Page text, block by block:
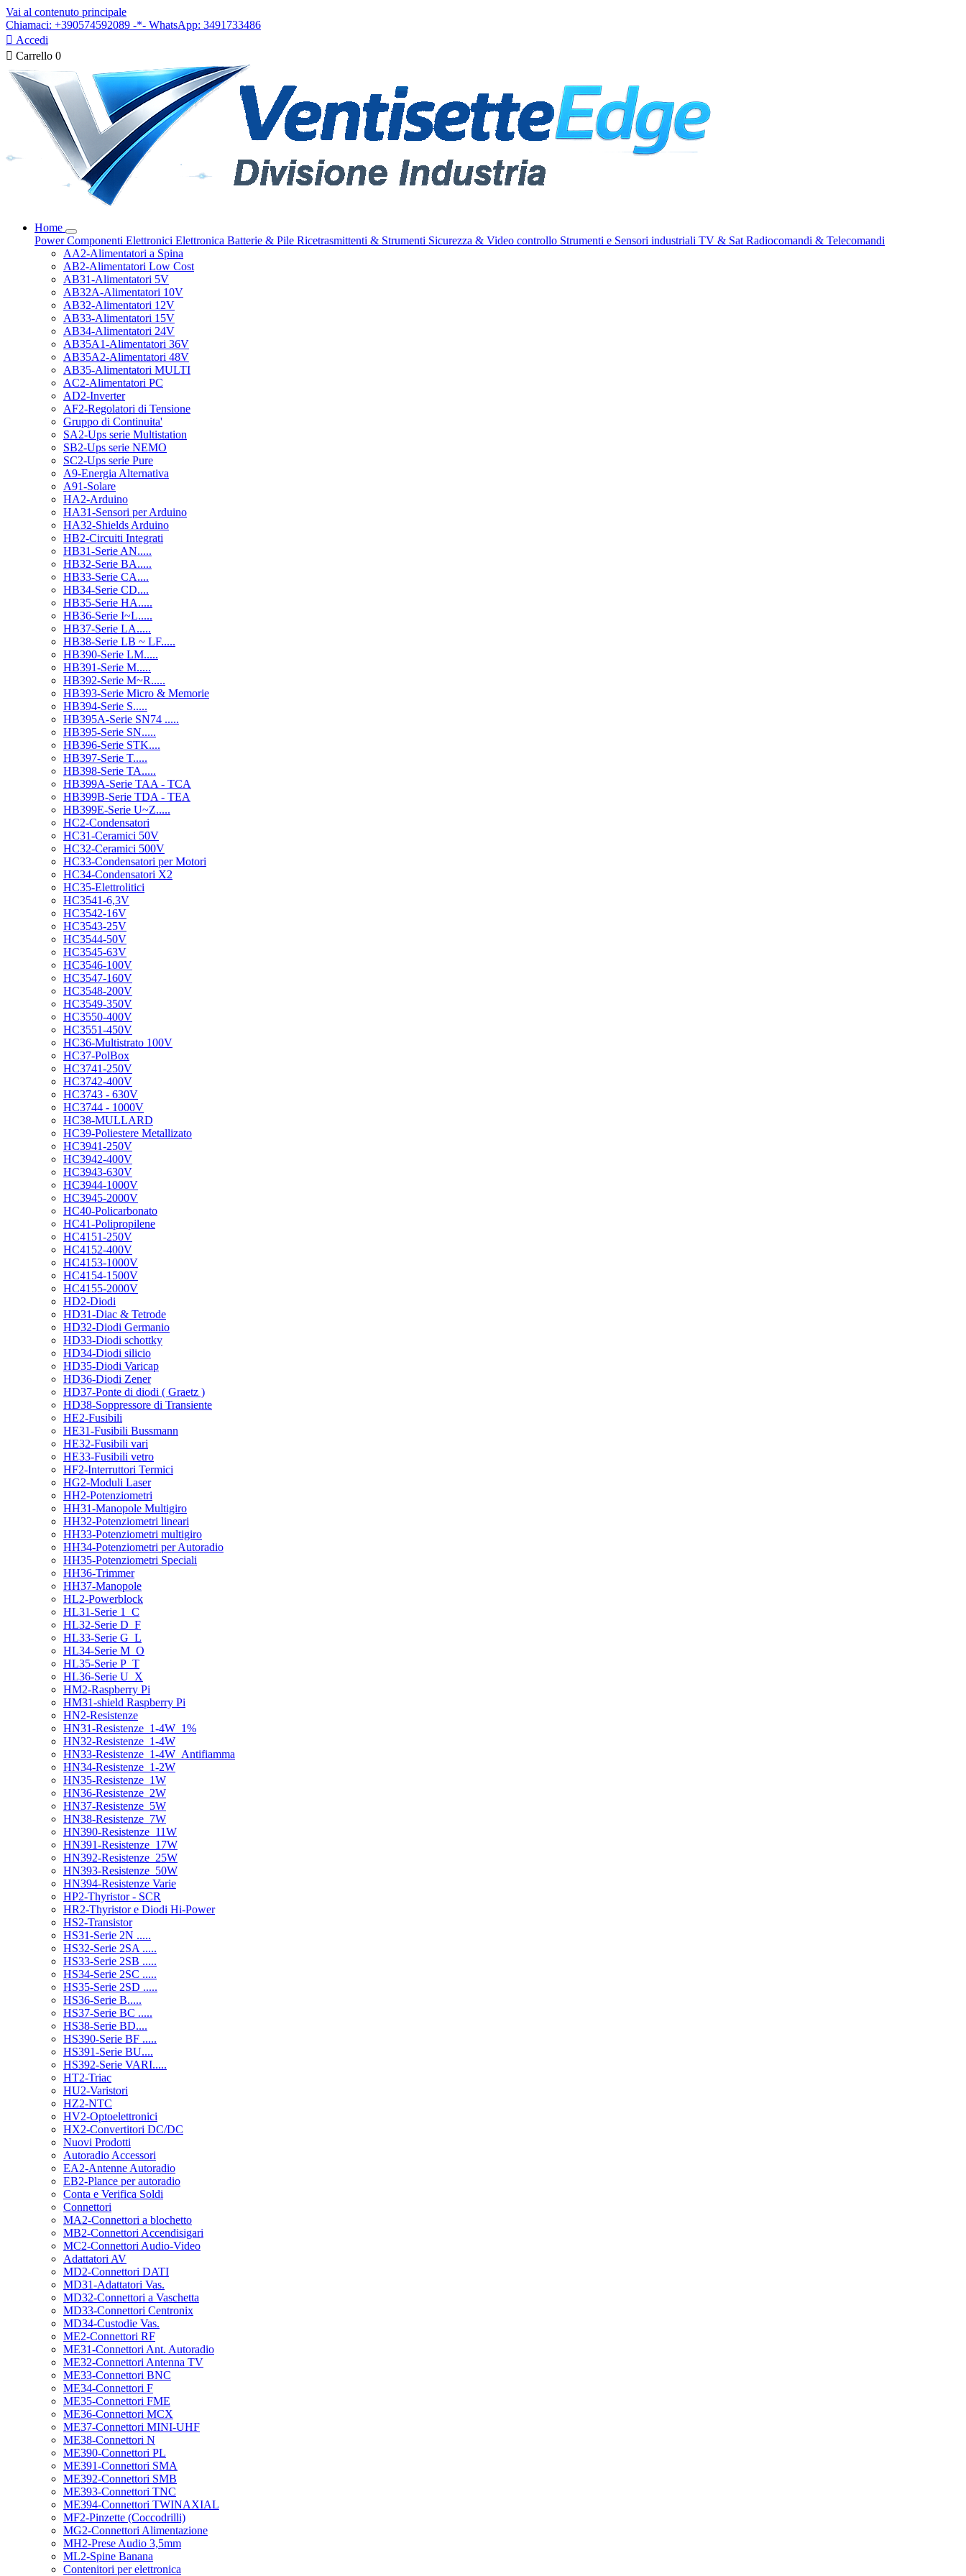
Vai al contenuto principale
Chiamaci: +390574592089 -*- WhatsApp: 3491733486
 Accedi
 Carrello 0
Home
PowerComponenti Elettronici Elettronica Batterie & Pile Ricetrasmittenti & Strumenti Sicurezza & Video controllo Strumenti e Sensori industriali TV & Sat Radiocomandi & Telecomandi
AA2-Alimentatori a Spina
AB2-Alimentatori Low Cost
AB31-Alimentatori 5V
AB32A-Alimentatori 10V
AB32-Alimentatori 12V
AB33-Alimentatori 15V
AB34-Alimentatori 24V
AB35A1-Alimentatori 36V
AB35A2-Alimentatori 48V
AB35-Alimentatori MULTI
AC2-Alimentatori PC
AD2-Inverter
AF2-Regolatori di Tensione
Gruppo di Continuita'
SA2-Ups serie Multistation
SB2-Ups serie NEMO
SC2-Ups serie Pure
A9-Energia Alternativa
A91-Solare
HA2-Arduino
HA31-Sensori per Arduino
HA32-Shields Arduino
HB2-Circuiti Integrati
HB31-Serie AN.....
HB32-Serie BA.....
HB33-Serie CA....
HB34-Serie CD....
HB35-Serie HA.....
HB36-Serie I~L.....
HB37-Serie LA.....
HB38-Serie LB ~ LF.....
HB390-Serie LM.....
HB391-Serie M.....
HB392-Serie M~R.....
HB393-Serie Micro & Memorie
HB394-Serie S.....
HB395A-Serie SN74 .....
HB395-Serie SN.....
HB396-Serie STK....
HB397-Serie T.....
HB398-Serie TA.....
HB399A-Serie TAA - TCA
HB399B-Serie TDA - TEA
HB399E-Serie U~Z.....
HC2-Condensatori
HC31-Ceramici 50V
HC32-Ceramici 500V
HC33-Condensatori per Motori
HC34-Condensatori X2
HC35-Elettrolitici
HC3541-6,3V
HC3542-16V
HC3543-25V
HC3544-50V
HC3545-63V
HC3546-100V
HC3547-160V
HC3548-200V
HC3549-350V
HC3550-400V
HC3551-450V
HC36-Multistrato 100V
HC37-PolBox
HC3741-250V
HC3742-400V
HC3743 - 630V
HC3744 - 1000V
HC38-MULLARD
HC39-Poliestere Metallizato
HC3941-250V
HC3942-400V
HC3943-630V
HC3944-1000V
HC3945-2000V
HC40-Policarbonato
HC41-Polipropilene
HC4151-250V
HC4152-400V
HC4153-1000V
HC4154-1500V
HC4155-2000V
HD2-Diodi
HD31-Diac & Tetrode
HD32-Diodi Germanio
HD33-Diodi schottky
HD34-Diodi silicio
HD35-Diodi Varicap
HD36-Diodi Zener
HD37-Ponte di diodi ( Graetz )
HD38-Soppressore di Transiente
HE2-Fusibili
HE31-Fusibili Bussmann
HE32-Fusibili vari
HE33-Fusibili vetro
HF2-Interruttori Termici
HG2-Moduli Laser
HH2-Potenziometri
HH31-Manopole Multigiro
HH32-Potenziometri lineari
HH33-Potenziometri multigiro
HH34-Potenziometri per Autoradio
HH35-Potenziometri Speciali
HH36-Trimmer
HH37-Manopole
HL2-Powerblock
HL31-Serie 1_C
HL32-Serie D_F
HL33-Serie G_L
HL34-Serie M_O
HL35-Serie P_T
HL36-Serie U_X
HM2-Raspberry Pi
HM31-shield Raspberry Pi
HN2-Resistenze
HN31-Resistenze_1-4W_1%
HN32-Resistenze_1-4W
HN33-Resistenze_1-4W_Antifiamma
HN34-Resistenze_1-2W
HN35-Resistenze_1W
HN36-Resistenze_2W
HN37-Resistenze_5W
HN38-Resistenze_7W
HN390-Resistenze_11W
HN391-Resistenze_17W
HN392-Resistenze_25W
HN393-Resistenze_50W
HN394-Resistenze Varie
HP2-Thyristor - SCR
HR2-Thyristor e Diodi Hi-Power
HS2-Transistor
HS31-Serie 2N .....
HS32-Serie 2SA .....
HS33-Serie 2SB .....
HS34-Serie 2SC .....
HS35-Serie 2SD .....
HS36-Serie B.....
HS37-Serie BC .....
HS38-Serie BD....
HS390-Serie BF .....
HS391-Serie BU....
HS392-Serie VARI.....
HT2-Triac
HU2-Varistori
HZ2-NTC
HV2-Optoelettronici
HX2-Convertitori DC/DC
Nuovi Prodotti
Autoradio Accessori
EA2-Antenne Autoradio
EB2-Plance per autoradio
Conta e Verifica Soldi
Connettori
MA2-Connettori a blochetto
MB2-Connettori Accendisigari
MC2-Connettori Audio-Video
Adattatori AV
MD2-Connettori DATI
MD31-Adattatori Vas.
MD32-Connettori a Vaschetta
MD33-Connettori Centronix
MD34-Custodie Vas.
ME2-Connettori RF
ME31-Connettori Ant. Autoradio
ME32-Connettori Antenna TV
ME33-Connettori BNC
ME34-Connettori F
ME35-Connettori FME
ME36-Connettori MCX
ME37-Connettori MINI-UHF
ME38-Connettori N
ME390-Connettori PL
ME391-Connettori SMA
ME392-Connettori SMB
ME393-Connettori TNC
ME394-Connettori TWINAXIAL
MF2-Pinzette (Coccodrilli)
MG2-Connettori Alimentazione
MH2-Prese Audio 3,5mm
ML2-Spine Banana
Contenitori per elettronica